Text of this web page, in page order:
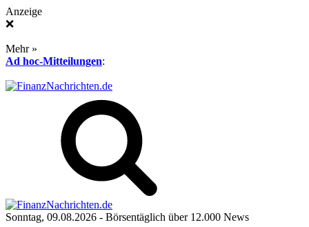
Anzeige
❌
Mehr »
Ad hoc-Mitteilungen:
Sonntag, 09.08.2026 - Börsentäglich über 12.000 News